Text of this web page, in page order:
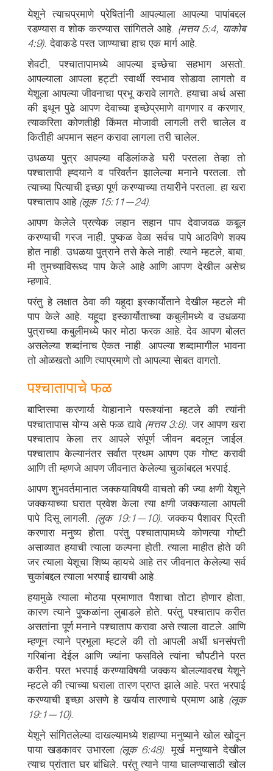
येशूने त्याचप्रमाणे प्रेषितांनी आपल्याला आपल्या पापांबद्दल
रडण्यास व शोक करण्यास सांगितले आहे. (मत्तय 5:4, याकोब
4:9). देवाकडे परत जाण्याचा हाच एक मार्ग आहे.
शेवटी, पश्चातापामध्ये आपल्या इच्छेचा सहभाग असतो.
आपल्याला आपला हट्टी स्वार्थी स्वभाव सोडावा लागतो व
येशूला आपल्या जीवनाचा प्रभू करावे लागते. हयाचा अर्थ असा
की इथून पुढे आपण देवाच्या इच्छेप्रमाणे वागणार व करणार,
त्याकरिता कोणतीही किंमत मोजावी लागली तरी चालेल व
कितीही अपमान सहन करावा लागला तरी चालेल.
उधळया पुत्र आपल्या वडिलांकडे घरी परतला तेव्हा तो
पश्चातापी ह्दयाने व परिवर्तन झालेल्या मनाने परतला. तो
त्याच्या पित्याची इच्छा पूर्ण करण्याच्या तयारीने परतला. हा खरा
पश्चाताप आहे (लूक 15:11—24).
आपण केलेले प्रत्येक लहान सहान पाप देवाजवळ कबूल
करण्याची गरज नाही. पुष्कळ वेळा सर्वच पापे आठविणे शक्य
होत नाही. उधळया पुत्राने तसे केले नाही. त्याने म्हटले, बाबा,
मी तुमच्याविरूध्द पाप केले आहे आणि आपण देखील असेच
म्हणावे.
परंतु हे लक्षात ठेवा की यहूदा इस्कार्योताने देखील म्हटले मी
पाप केले आहे. यहूदा इस्कार्योताच्या कबुलीमध्ये व उधळया
पुत्राच्या कबुलीमध्ये फार मोठा फरक आहे. देव आपण बोलत
असलेल्या शब्दांनाच ऐकत नाही. आपल्या शब्दामागील भावना
तो ओळखतो आणि त्याप्रमाणे तो आपल्या सेाबत वागतो.
पश्चातापाचे फळ
बाप्तिस्मा करणार्या येाहानाने परूश्यांना म्हटले की त्यांनी
पश्चातापास योग्य असे फळ द्यावे (मत्तय 3:8). जर आपण खरा
पश्चाताप केला तर आपले संपूर्ण जीवन बदलून जाईल.
पश्चाताप केल्यानंतर सर्वात प्रथम आपण एक गोष्ट करावी
आणि ती म्हणजे आपण जीवनात केलेल्या चुकांबद्दल भरपाई.
आपण शुभवर्तमानात जक्कयाविषयी वाचतो की ज्या क्षणी येशूने
जक्कयाच्या घरात प्रवेश केला त्या क्षणी जक्कयाला आपली
पापे दिसू लागली. (लुक 19:1—10). जक्कय पैशावर प्रिती
करणारा मनुष्य होता. परंतु पश्चातापामध्ये कोणत्या गोष्टी
असाव्यात हयाची त्याला कल्पना होती. त्याला माहीत होते की
जर त्याला येशूचा शिष्य व्हायचे आहे तर जीवनात केलेल्या सर्व
चुकांबद्दल त्याला भरपाई द्यायची आहे.
हयामुळे त्याला मोठया प्रमाणात पैशाचा तोटा होणार होता,
कारण त्याने पुष्कळांना लुबाडले होते. परंतु पश्चाताप करीत
असतांना पूर्ण मनाने पश्चाताप करावा असे त्याला वाटले. आणि
म्हणून त्याने प्रभूला म्हटले की तो आपली अर्धी धनसंपत्ती
गरिबांना देईल आणि ज्यांना फसविले त्यांना चौपटीने परत
करीन. परत भरपाई करण्याविषयी जक्कय बोलल्यावरच येशूने
म्हटले की त्याच्या घराला तारण प्राप्त झाले आहे. परत भरपाई
करण्याची इच्छा असणे हे खर्याय तारणाचे प्रमाण आहे (लूक
19:1—10).
येशूने सांगितलेल्या दाखल्यामध्ये शहाण्या मनुष्याने खोल खोदून
पाया खडकावर उभारला (लूक 6:48). मूर्ख मनुष्याने देखील
त्याच प्रांतात घर बांधिले. परंतु त्याने पाया घालण्यासाठी खोल